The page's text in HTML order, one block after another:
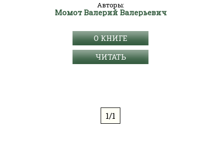
Авторы:
Момот Валерий Валерьевич
О КНИГЕ
ЧИТАТЬ
1/1